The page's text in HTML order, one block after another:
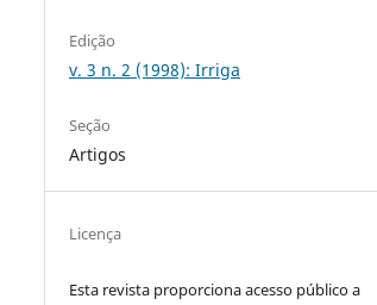
Edição
v. 3 n. 2 (1998): Irriga
Seção
Artigos
Licença
Esta revista proporciona acesso público a